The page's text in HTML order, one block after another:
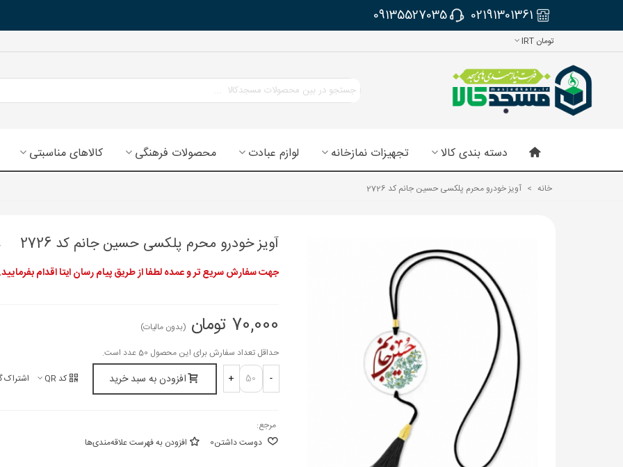
02191301361
09135527035
تومان IRT
دسته بندی کالا تجهیزات نمازخانه لوازم عبادت محصولات فرهنگی کالاهای مناسبتی
خانه > آویز خودرو محرم پلکسی حسین جانم کد 2726
آویز خودرو محرم پلکسی حسین جانم کد 2726
جهت سفارش سریع تر و عمده لطفا از طریق پیام رسان ایتا اقدام
70,000 تومان
(بدون مالیات)
حداقل تعداد سفارش برای این محصول 50 عدد است.
-
+ افزودن به سبد خرید کد QR اشتراک
مرجع:
دوست داشتن0 افزودن به فهرست علاقه‌مندی‌ها